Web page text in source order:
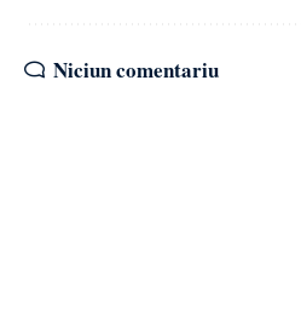
Niciun comentariu